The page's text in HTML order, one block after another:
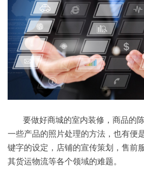
要做好商城的室内装修，商品的
一些产品的照片处理的方法，也有便
键字的设定，店铺的宣传策划，售前
其货运物流等各个领域的难题。